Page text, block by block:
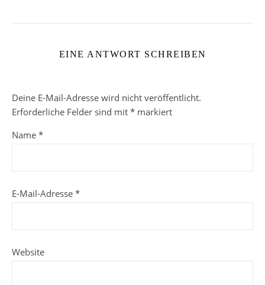
EINE ANTWORT SCHREIBEN
Deine E-Mail-Adresse wird nicht veröffentlicht.
Erforderliche Felder sind mit * markiert
Name *
E-Mail-Adresse *
Website